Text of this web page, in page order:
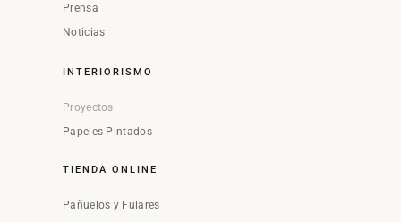
Prensa
Noticias
INTERIORISMO
Proyectos
Papeles Pintados
TIENDA ONLINE
Pañuelos y Fulares